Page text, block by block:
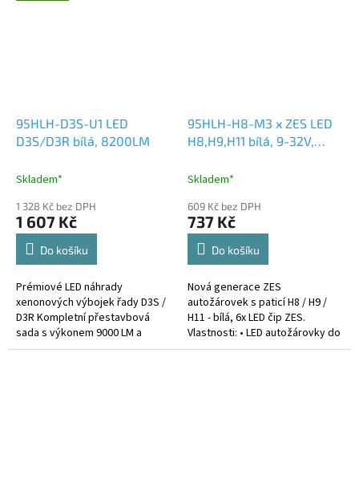
95HLH-D3S-U1 LED
D3S/D3R bílá, 8200LM
Skladem*
1 328 Kč bez DPH
1 607 Kč
Do košíku
Prémiové LED náhrady
xenonových výbojek řady D3S /
D3R Kompletní přestavbová
sada s výkonem 9000 LM a
snadnou instalací Plug-and-Play.
95HLH-H8-M3 x ZES LED
H8,H9,H11 bílá, 9-32V,
Skladem*
609 Kč bez DPH
737 Kč
Do košíku
Nová generace ZES
autožárovek s paticí H8 / H9 /
H11 - bílá, 6x LED čip ZES.
Vlastnosti: • LED autožárovky do
hlavních světel s nejmenšími